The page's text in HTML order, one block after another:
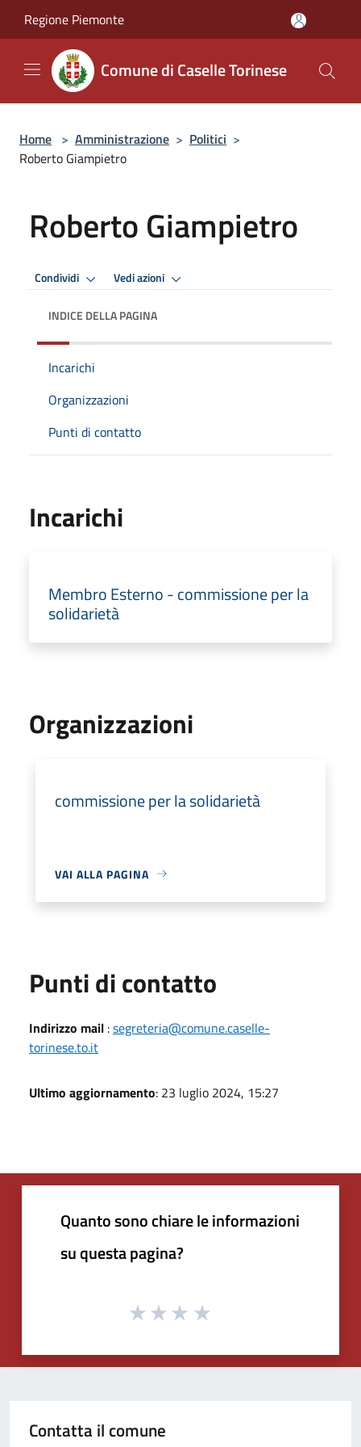
Regione Piemonte
Comune di Caselle Torinese
Home > Amministrazione > Politici >
Roberto Giampietro
Roberto Giampietro
Condividi Vedi azioni
INDICE DELLA PAGINA
Incarichi
Organizzazioni
Punti di contatto
Incarichi
Membro Esterno - commissione per la
solidarietà
Organizzazioni
commissione per la solidarietà
VAI ALLA PAGINA
Punti di contatto
Indirizzo mail :segreteria@comune.caselle-
torinese.to.it
Ultimo aggiornamento: 23 luglio 2024, 15:27
Quanto sono chiare le informazioni
su questa pagina?
Contatta il comune